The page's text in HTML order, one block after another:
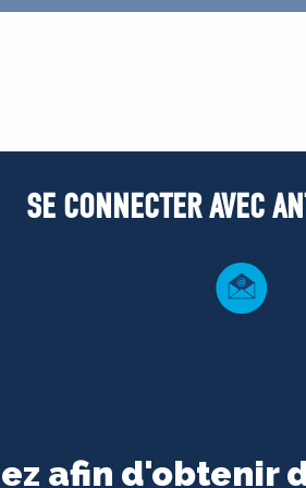
SE CONNECTER AVEC
afin d'obtenir